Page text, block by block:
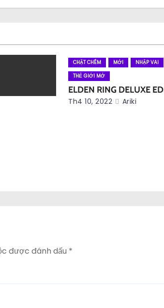
CHẶT CHÉM MỚI
NHẬP VAI
THẾ GIỚI MỞ
ELDEN RING DELUXE
Th4 10, 2022 Ariki
được đánh dấu *